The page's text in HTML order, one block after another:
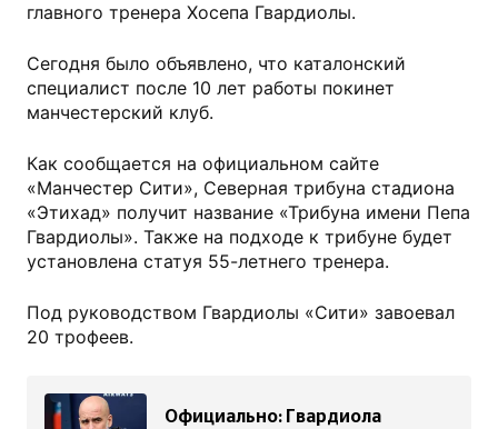
главного тренера Хосепа Гвардиолы.
Сегодня было объявлено, что каталонский
специалист после 10 лет работы покинет
манчестерский клуб.
Как сообщается на официальном сайте
«Манчестер Сити», Северная трибуна стадиона
«Этихад» получит название «Трибуна имени Пепа
Гвардиолы». Также на подходе к трибуне будет
установлена статуя 55-летнего тренера.
Под руководством Гвардиолы «Сити» завоевал
20 трофеев.
Официально: Гвардиола